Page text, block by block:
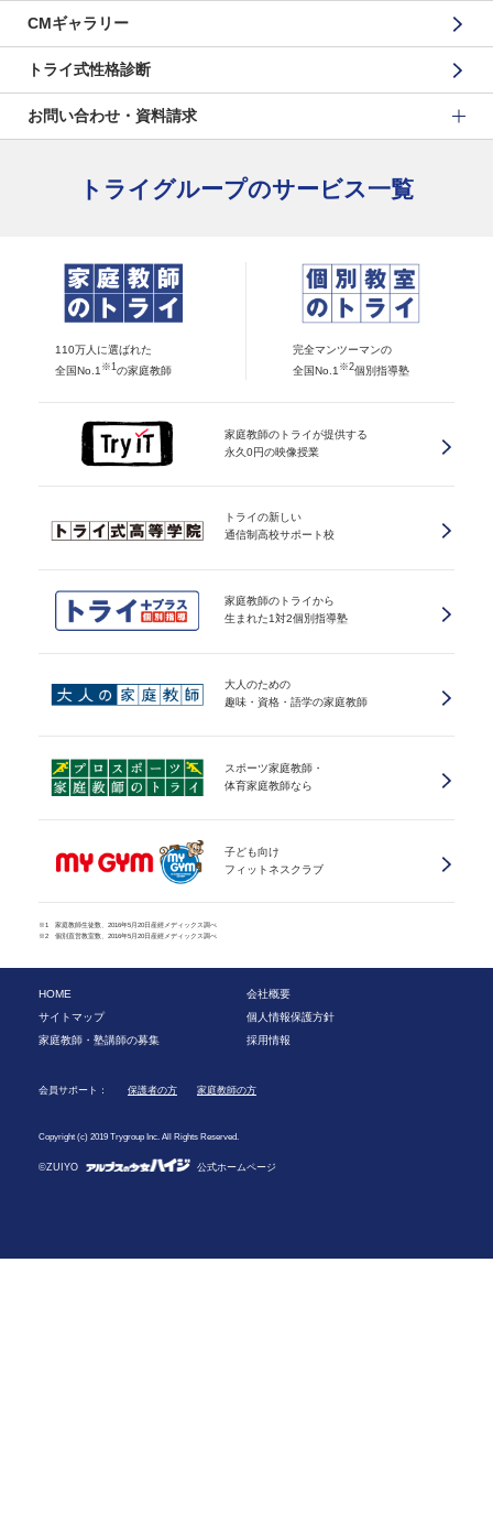
CMギャラリー
トライ式性格診断
お問い合わせ・資料請求
トライグループのサービス一覧
110万人に選ばれた
全国No.1 ※1 の家庭教師
完全マンツーマンの
全国No.1 ※2個別指導塾
家庭教師のトライが提供する
永久0円の映像授業
トライの新しい
通信制高校サポート校
家庭教師のトライから
生まれた1対2個別指導塾
大人のための
趣味・資格・語学の家庭教師
スポーツ家庭教師・
体育家庭教師なら
子ども向け
フィットネスクラブ
※1 家庭教師生徒数、2016年5月20日産經メディックス調べ
※2 個別直営教室数、2016年5月20日産經メディックス調べ
HOME
会社概要
サイトマップ
個人情報保護方針
家庭教師・塾講師の募集
採用情報
会員サポート： 保護者の方 家庭教師の方
Copyright (c) 2019 Trygroup Inc. All Rights Reserved.
©ZUIYO 公式ホームページ